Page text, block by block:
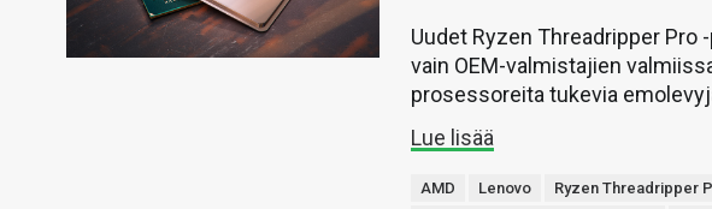
Uudet Ryzen Threadripper
vain OEM-valmistajien
prosessoreita tukevia
Lue lisää
AMD Lenovo Ryzen Threadripper